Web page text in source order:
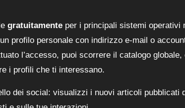
gratuitamente per i principali sistemi operativi
profilo personale con indirizzo e-mail o
l’accesso, puoi scorrere il catalogo
i profili che ti interessano.
dei social: visualizzi i nuovi articoli pubblicati